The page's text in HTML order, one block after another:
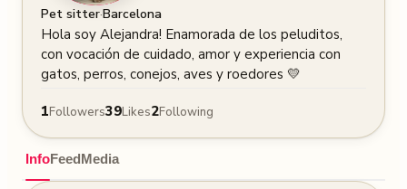
Pet sitter·Barcelona
Hola soy Alejandra! Enamorada de los peluditos,
con vocación de cuidado, amor y experiencia con
gatos, perros, conejos, aves y roedores 💛
1Followers39Likes2Following
InfoFeedMedia